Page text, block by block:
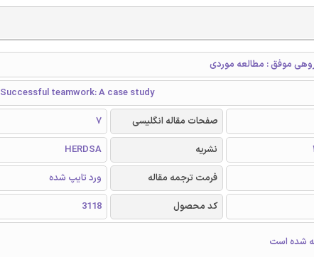
موفق : مطالعه موردی
Successful teamwork: A case study
صفحات مقاله انگلیسی
7
نشریه
HERDSA
فرمت ترجمه مقاله
ورد تایپ شده
کد محصول
3118
شده است